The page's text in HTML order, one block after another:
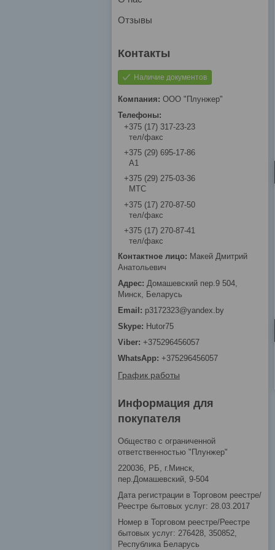
Отзывы
Наличие документов
ООО "Плунжер"
+375 (17) 317-23-23
тел/факс
+375 (29) 695-17-86
A1
+375 (29) 275-03-36
МТС
+375 (17) 270-87-50
тел/факс
+375 (17) 270-87-41
тел/факс
Макей Дмитрий
Анатольевич
Домашевский пер.9 504,
Минск, Беларусь
p3172323@yandex.by
Hutor75
+375296456057
+375296456057
График работы
Информация для
покупателя
Общество с ограниченной
ответственностью "Плунжер"
220036, РБ, г.Минск,
пер.Домашевский, 9-504
Дата регистрации в Торговом реестре/
Реестре бытовых услуг: 28.03.2017
Номер в Торговом реестре/Реестре
бытовых услуг: 276428, 350852,
Республика Беларусь